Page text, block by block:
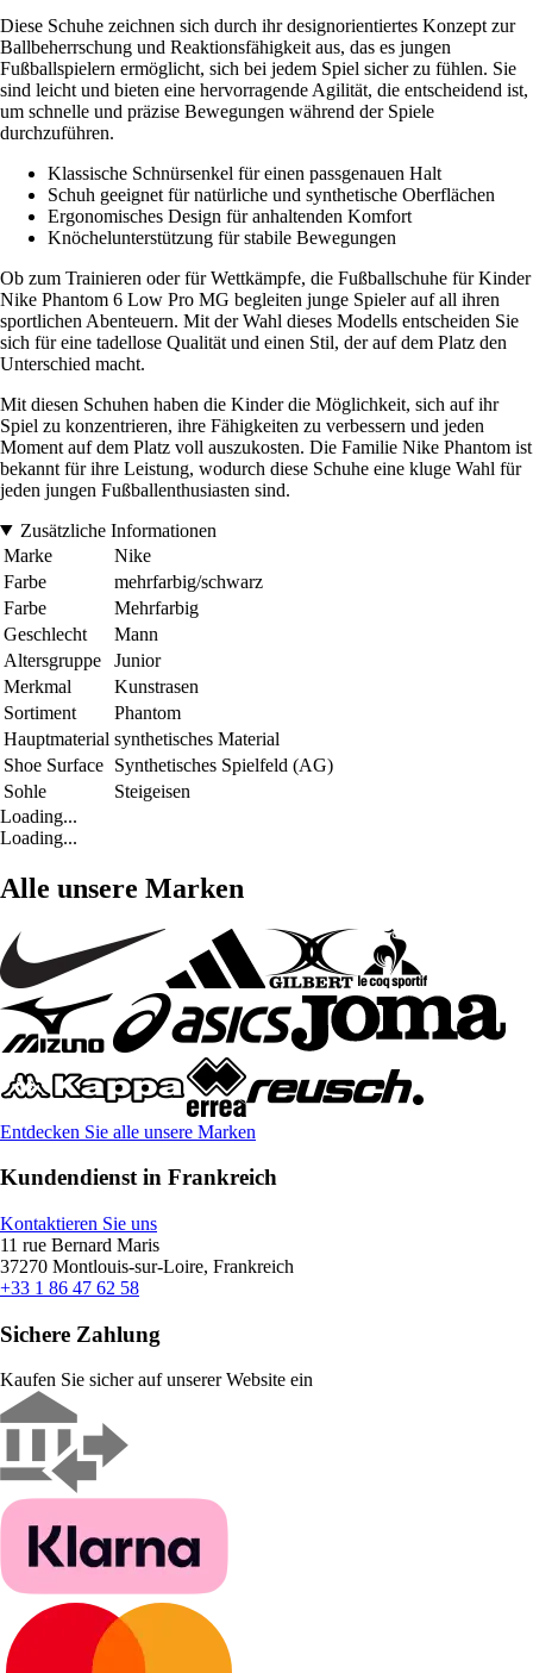
Diese Schuhe zeichnen sich durch ihr designorientiertes Konzept zur
Ballbeherrschung und Reaktionsfähigkeit aus, das es jungen
Fußballspielern ermöglicht, sich bei jedem Spiel sicher zu fühlen. Sie
sind leicht und bieten eine hervorragende Agilität, die entscheidend ist,
um schnelle und präzise Bewegungen während der Spiele
durchzuführen.
Klassische Schnürsenkel für einen passgenauen Halt
Schuh geeignet für natürliche und synthetische Oberflächen
Ergonomisches Design für anhaltenden Komfort
Knöchelunterstützung für stabile Bewegungen
Ob zum Trainieren oder für Wettkämpfe, die Fußballschuhe für Kinder
Nike Phantom 6 Low Pro MG begleiten junge Spieler auf all ihren
sportlichen Abenteuern. Mit der Wahl dieses Modells entscheiden Sie
sich für eine tadellose Qualität und einen Stil, der auf dem Platz den
Unterschied macht.
Mit diesen Schuhen haben die Kinder die Möglichkeit, sich auf ihr
Spiel zu konzentrieren, ihre Fähigkeiten zu verbessern und jeden
Moment auf dem Platz voll auszukosten. Die Familie Nike Phantom ist
bekannt für ihre Leistung, wodurch diese Schuhe eine kluge Wahl für
jeden jungen Fußballenthusiasten sind.
Zusätzliche Informationen
Marke
Nike
Farbe
mehrfarbig/schwarz
Farbe
Mehrfarbig
Geschlecht
Mann
Altersgruppe
Junior
Merkmal
Kunstrasen
Sortiment
Phantom
Hauptmaterial synthetisches Material
Shoe Surface Synthetisches Spielfeld (AG)
Sohle
Steigeisen
Loading...
Loading...
Alle unsere Marken
Entdecken Sie alle unsere Marken
Kundendienst in Frankreich
Kontaktieren Sie uns
11 rue Bernard Maris
37270 Montlouis-sur-Loire, Frankreich
+33 1 86 47 62 58
Sichere Zahlung
Kaufen Sie sicher auf unserer Website ein